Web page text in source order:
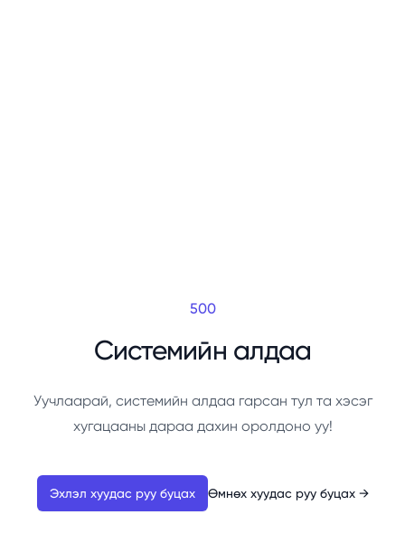
500
Системийн алдаа
Уучлаарай, системийн алдаа гарсан тул та хэсэг
хугацааны дараа дахин оролдоно уу!
Эхлэл хуудас руу буцах Өмнөх хуудас руу буцах →